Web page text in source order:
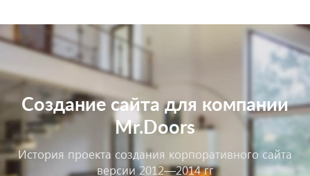
Создание сайта для компании
Mr.Doors